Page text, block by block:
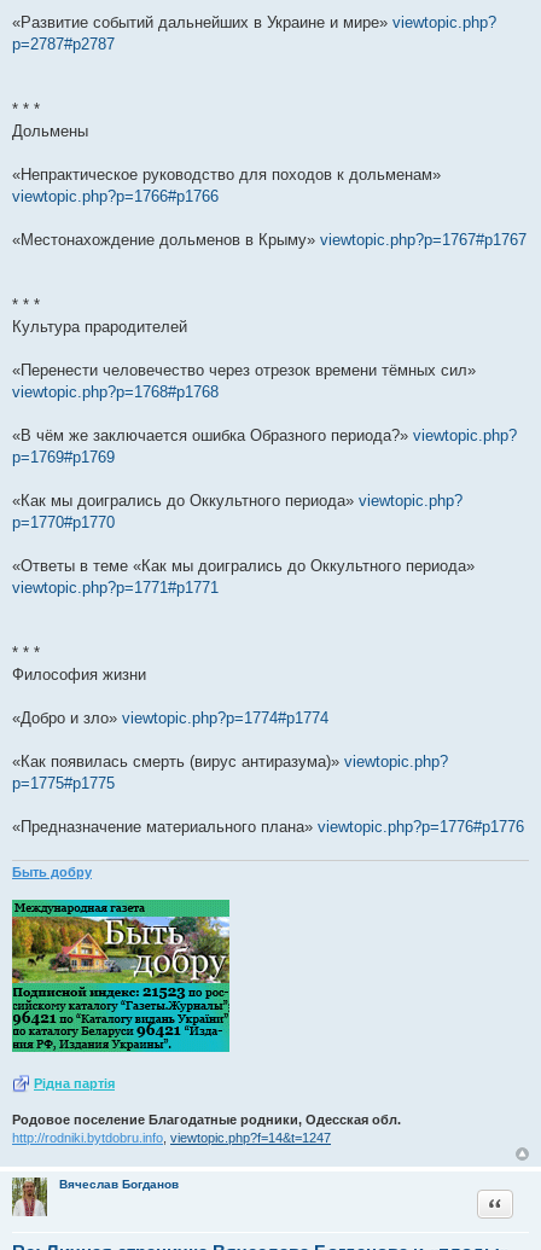
«Развитие событий дальнейших в Украине и мире» viewtopic.php?
p=2787#p2787
* * *
Дольмены
«Непрактическое руководство для походов к дольменам»
viewtopic.php?p=1766#p1766
«Местонахождение дольменов в Крыму» viewtopic.php?p=1767#p1767
* * *
Культура прародителей
«Перенести человечество через отрезок времени тёмных сил»
viewtopic.php?p=1768#p1768
«В чём же заключается ошибка Образного периода?» viewtopic.php?
p=1769#p1769
«Как мы доигрались до Оккультного периода» viewtopic.php?
p=1770#p1770
«Ответы в теме «Как мы доигрались до Оккультного периода»
viewtopic.php?p=1771#p1771
* * *
Философия жизни
«Добро и зло» viewtopic.php?p=1774#p1774
«Как появилась смерть (вирус антиразума)» viewtopic.php?
p=1775#p1775
«Предназначение материального плана» viewtopic.php?p=1776#p1776
Быть добру
Рiдна партiя
Родовое поселение Благодатные родники, Одесская обл.
http://rodniki.bytdobru.info viewtopic.php?f=14&t=1247
Вячеслав Богданов
Цитата